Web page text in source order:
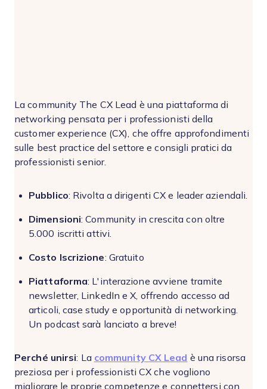
La community The CX Lead è una piattaforma di
networking pensata per i professionisti della
customer experience (CX), che offre approfondimenti
sulle best practice del settore e consigli pratici da
professionisti senior.
Pubblico: Rivolta a dirigenti CX e leader aziendali.
Dimensioni: Community in crescita con oltre
5.000 iscritti attivi.
Costo Iscrizione: Gratuito
Piattaforma: L'interazione avviene tramite
newsletter, LinkedIn e X, offrendo accesso ad
articoli, case study e opportunità di networking.
Un podcast sarà lanciato a breve!
Perché unirsi: La community CX Lead è una risorsa
preziosa per i professionisti CX che vogliono
migliorare le proprie competenze e connettersi con